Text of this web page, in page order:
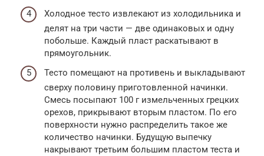
Холодное тесто извлекают из холодильника и
делят на три части — две одинаковых и одну
побольше. Каждый пласт раскатывают в
прямоугольник.
Тесто помещают на противень и выкладывают
сверху половину приготовленной начинки.
Смесь посыпают 100 г измельченных грецких
орехов, прикрывают вторым пластом. По его
поверхности нужно распределить такое же
количество начинки. Будущую выпечку
накрывают третьим большим пластом теста и